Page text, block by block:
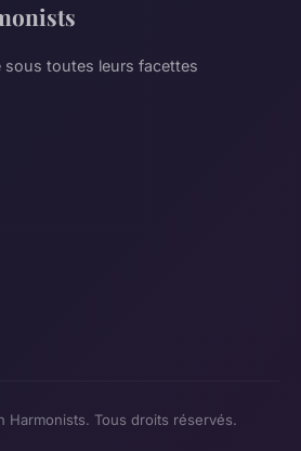
sous toutes leurs facettes
Harmonists. Tous droits réservés.